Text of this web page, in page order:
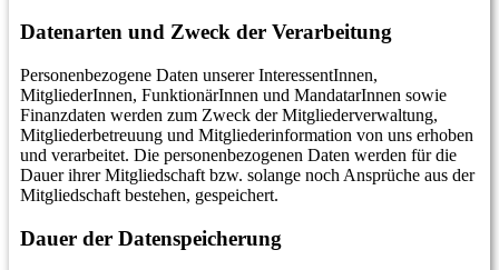
Datenarten und Zweck der Verarbeitung
Personenbezogene Daten unserer InteressentInnen,
MitgliederInnen, FunktionärInnen und MandatarInnen sowie
Finanzdaten werden zum Zweck der Mitgliederverwaltung,
Mitgliederbetreuung und Mitgliederinformation von uns erhoben
und verarbeitet. Die personenbezogenen Daten werden für die
Dauer ihrer Mitgliedschaft bzw. solange noch Ansprüche aus der
Mitgliedschaft bestehen, gespeichert.
Dauer der Datenspeicherung